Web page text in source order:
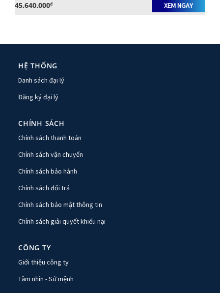
45.640.000₫ XEM NGAY
HỆ THỐNG
Danh sách đại lý
Đăng ký đại lý
CHÍNH SÁCH
Chính sách thanh toán
Chính sách vận chuyển
Chính sách bảo hành
Chính sách đổi trả
Chính sách bảo mật thông tin
Chính sách giải quyết khiếu nại
CÔNG TY
Giới thiệu công ty
Tầm nhìn - Sứ mệnh